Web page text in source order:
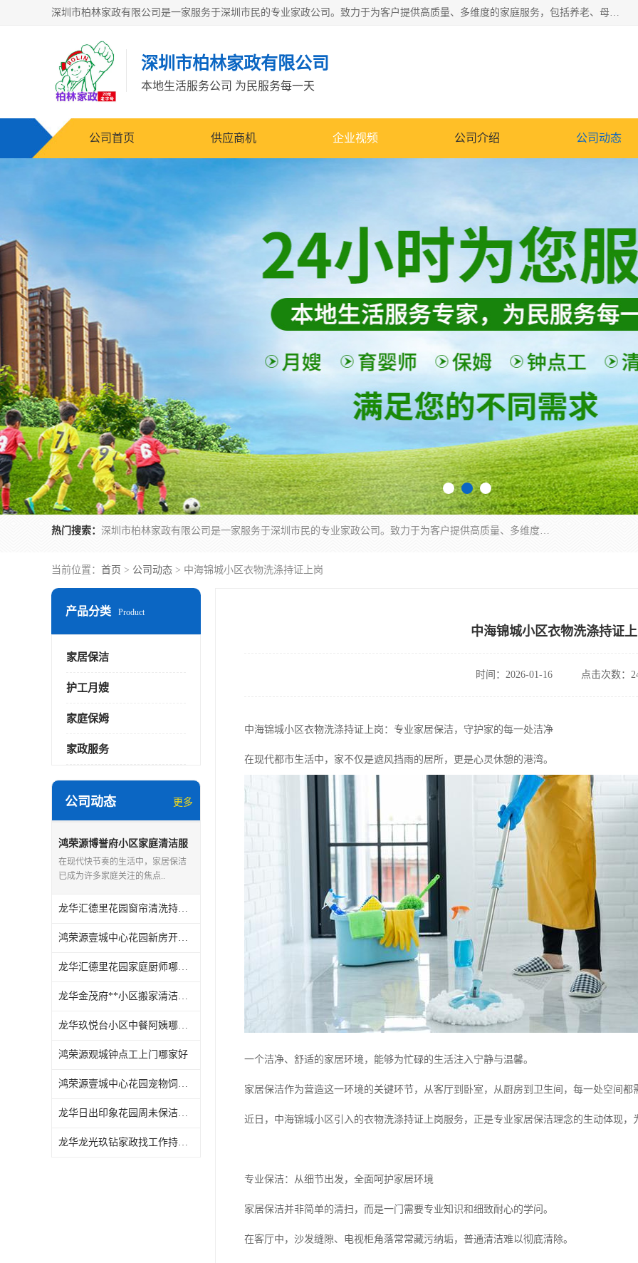
深圳市柏林家政有限公司是一家服务于深圳市民的专业家政公司。致力于为客户提供高质量、多维度的家庭服务，包括养老、母婴、月嫂育婴早教、康复理疗、家电清洗和保洁等方面的专业服务。
深圳市柏林家政有限公司
本地生活服务公司 为民服务每一天
公司首页 供应商机 企业视频 公司介绍 公司动态
热门搜索： 深圳市柏林家政有限公司是一家服务于深圳市民的专业家政公司。致力于为客户提供高质量、多维度的家庭服务，包括养老、母婴、月嫂育婴早教、康复理疗、家电清洗和保洁等方面的专业服务。
当前位置： 首页 > 公司动态 > 中海锦城小区衣物洗涤持证上岗
产品分类 Product
家居保洁
护工月嫂
家庭保姆
家政服务
公司动态 更多
鸿荣源博誉府小区家庭清洁服
务怎么样
在现代快节奏的生活中，家居保洁
已成为许多家庭关注的焦点..
龙华汇德里花园窗帘清洗持证上岗
鸿荣源壹城中心花园新房开荒保洁怎么样
龙华汇德里花园家庭厨师哪家好
龙华金茂府**小区搬家清洁怎么样
龙华玖悦台小区中餐阿姨哪家好
鸿荣源观城钟点工上门哪家好
鸿荣源壹城中心花园宠物饲养上门服务哪家好
龙华日出印象花园周未保洁持证上岗
龙华龙光玖钻家政找工作持证上岗
中海锦城小区衣物洗涤持证
时间：2026-01-16 点击次数：
中海锦城小区衣物洗涤持证上岗：专业家居保洁，守护家的每一处洁净
在现代都市生活中，家不仅是遮风挡雨的居所，更是心灵休憩的港湾。
一个洁净、舒适的家居环境，能够为忙碌的生活注入宁静与温馨。
家居保洁作为营造这一环境的关键环节，从客厅到卧室，从厨房到卫生间，每一处空间都
近日，中海锦城小区引入的衣物洗涤持证上岗服务，正是专业家居保洁理念的生动体现
专业保洁：从细节出发，全面呵护家居环境
家居保洁并非简单的清扫，而是一门需要专业知识和细致耐心的学问。
在客厅中，沙发缝隙、电视柜角落常常藏污纳垢，普通清洁难以彻底清除。